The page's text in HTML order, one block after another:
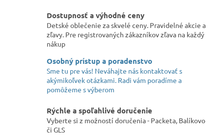
Dostupnosť a výhodné ceny
Detské oblečenie za skvelé ceny. Pravidelné akcie a
zľavy. Pre registrovaných zákazníkov zľava na každý
nákup
Osobný prístup a poradenstvo
Sme tu pre vás! Neváhajte nás kontaktovať s
akýmikoľvek otázkami. Radi vám poradíme a
pomôžeme s výberom
Rýchle a spoľahlivé doručenie
Vyberte si z možností doručenia - Packeta, Balíkovo
či GLS